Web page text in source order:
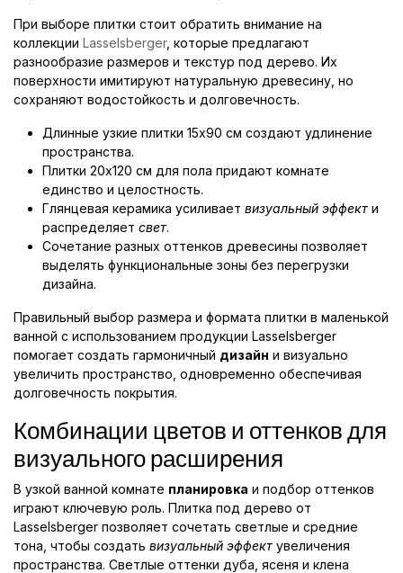
При выборе плитки стоит обратить внимание на
коллекции Lasselsberger, которые предлагают
разнообразие размеров и текстур под дерево. Их
поверхности имитируют натуральную древесину, но
сохраняют водостойкость и долговечность.
Длинные узкие плитки 15x90 см создают удлинение
пространства.
Плитки 20x120 см для пола придают комнате
единство и целостность.
Глянцевая керамика усиливает визуальный эффект и
распределяет свет.
Сочетание разных оттенков древесины позволяет
выделять функциональные зоны без перегрузки
дизайна.
Правильный выбор размера и формата плитки в маленькой
ванной с использованием продукции Lasselsberger
помогает создать гармоничный дизайн и визуально
увеличить пространство, одновременно обеспечивая
долговечность покрытия.
Комбинации цветов и оттенков для
визуального расширения
В узкой ванной комнате планировка и подбор оттенков
играют ключевую роль. Плитка под дерево от
Lasselsberger позволяет сочетать светлые и средние
тона, чтобы создать визуальный эффект увеличения
пространства. Светлые оттенки дуба, ясеня и клена